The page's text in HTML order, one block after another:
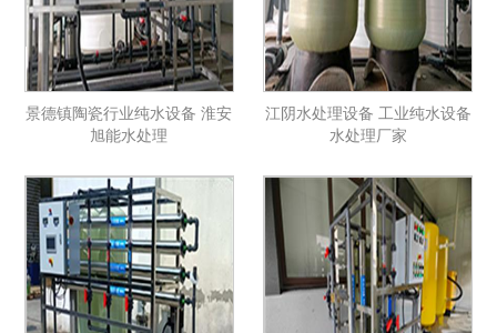
景德镇陶瓷行业纯水设备 淮安
旭能水处理
江阴水处理设备 工业纯水设备
水处理厂家